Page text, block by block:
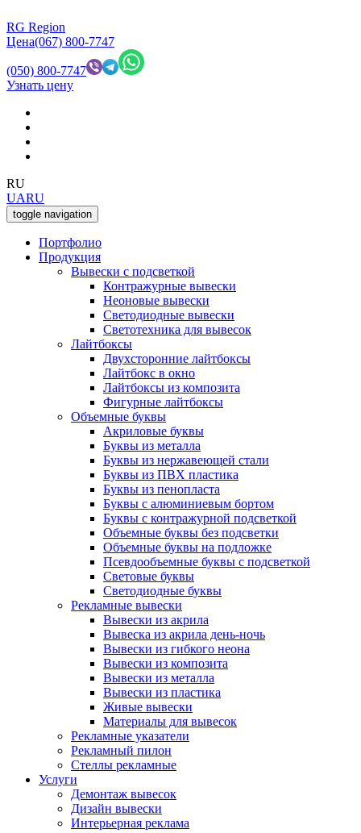
RG Region
Цена(067) 800-7747
(050) 800-7747
Узнать цену
RU
UARU
toggle navigation
Портфолио
Продукция
Вывески с подсветкой
Контражурные вывески
Неоновые вывески
Светодиодные вывески
Светотехника для вывесок
Лайтбоксы
Двухсторонние лайтбоксы
Лайтбокс в окно
Лайтбоксы из композита
Фигурные лайтбоксы
Объемные буквы
Акриловые буквы
Буквы из металла
Буквы из нержавеющей стали
Буквы из ПВХ пластика
Буквы из пенопласта
Буквы с алюминиевым бортом
Буквы с контражурной подсветкой
Объемные буквы без подсветки
Объемные буквы на подложке
Псевдообъемные буквы с подсветкой
Световые буквы
Светодиодные буквы
Рекламные вывески
Вывески из акрила
Вывеска из акрила день-ночь
Вывески из гибкого неона
Вывески из композита
Вывески из металла
Вывески из пластика
Живые вывески
Материалы для вывесок
Рекламные указатели
Рекламный пилон
Стеллы рекламные
Услуги
Демонтаж вывесок
Дизайн вывески
Интерьерная реклама